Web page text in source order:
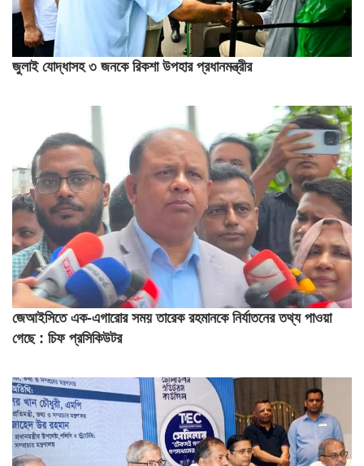
জুলাই যোদ্ধাসহ ৩ জনকে রিকশা উপহার প্রধানমন্ত্রীর
জেআইসিতে এক-এগারোর সময় তারেক রহমানকে নির্যাতনের তথ্য পাওয়া
গেছে : চিফ প্রসিকিউটর